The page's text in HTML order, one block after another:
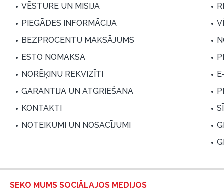
VĒSTURE UN MISIJA
PIEGĀDES INFORMĀCIJA
BEZPROCENTU MAKSĀJUMS
ESTO NOMAKSA
NORĒĶINU REKVIZĪTI
GARANTIJA UN ATGRIEŠANA
KONTAKTI
NOTEIKUMI UN NOSACĪJUMI
SEKO MUMS SOCIĀLAJOS MEDIJOS